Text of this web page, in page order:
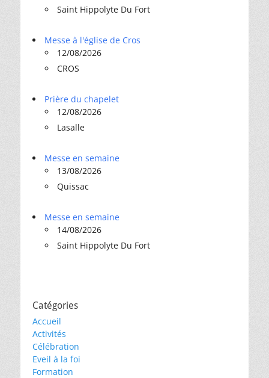
Saint Hippolyte Du Fort
Messe à l'église de Cros
12/08/2026
CROS
Prière du chapelet
12/08/2026
Lasalle
Messe en semaine
13/08/2026
Quissac
Messe en semaine
14/08/2026
Saint Hippolyte Du Fort
Catégories
Accueil
Activités
Célébration
Eveil à la foi
Formation